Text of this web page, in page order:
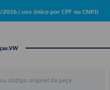
| uso único por CPF ou CNPJ)